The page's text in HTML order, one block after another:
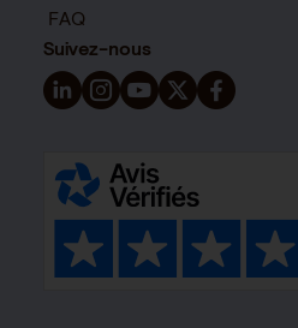
FAQ
Suivez-nous
Suivez-nous sur LinkedIn -
Suivez-nous sur
Suivez-nous sur
Suivez-nous
Suivez-